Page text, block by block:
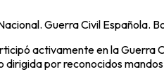
Guerra Civil Española.
activamente en la
por reconocidos